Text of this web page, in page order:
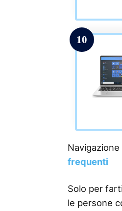
10
Navigazione
frequenti
Solo per
le persone